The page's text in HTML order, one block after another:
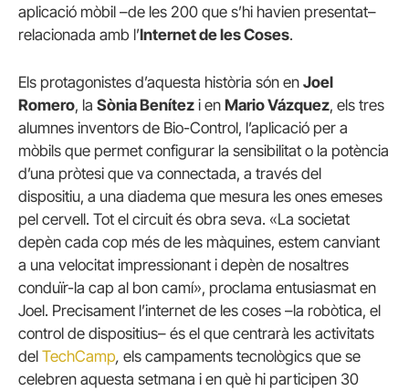
aplicació mòbil –de les 200 que s’hi havien presentat–
relacionada amb l’Internet de les Coses.
Els protagonistes d’aquesta història són en Joel
Romero, la Sònia Benítez i en Mario Vázquez, els tres
alumnes inventors de Bio-Control, l’aplicació per a
mòbils que permet configurar la sensibilitat o la potència
d’una pròtesi que va connectada, a través del
dispositiu, a una diadema que mesura les ones emeses
pel cervell. Tot el circuit és obra seva. «La societat
depèn cada cop més de les màquines, estem canviant
a una velocitat impressionant i depèn de nosaltres
conduïr-la cap al bon camí», proclama entusiasmat en
Joel. Precisament l’internet de les coses –la robòtica, el
control de dispositius– és el que centrarà les activitats
del TechCamp, els campaments tecnològics que se
celebren aquesta setmana i en què hi participen 30